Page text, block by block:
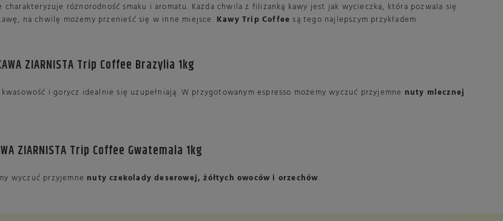
różnorodność smaku i aromatu. Każda chwila z filiżanką kawy jest jak wycieczka, która pozwala się
na chwilę możemy przenieść się w inne miejsce. Kawy Trip Coffee są tego najlepszym przykładem.
ZIARNISTA Trip Coffee Brazylia 1kg
i gorycz idealnie się uzupełniają. W przygotowanym espresso możemy wyczuć przyjemne nuty mlecznej
ZIARNISTA Trip Coffee Gwatemala 1kg
wyczuć przyjemne nuty czekolady deserowej, żółtych owoców i orzechów.